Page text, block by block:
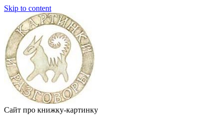
Skip to content
Сайт про книжку-картинку